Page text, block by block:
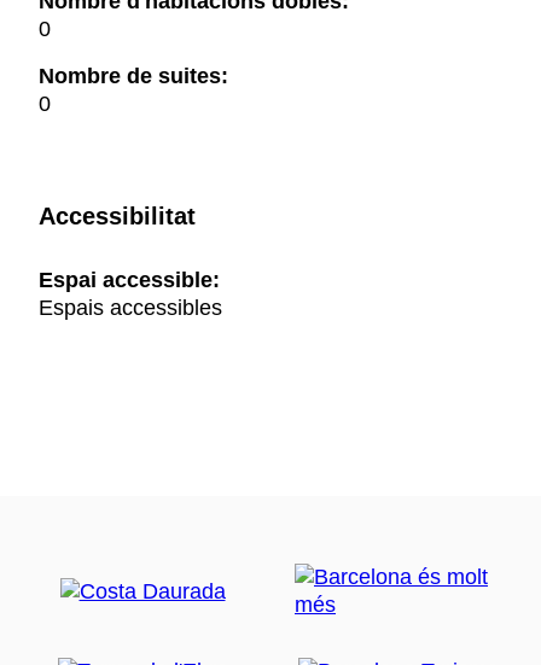
0
Nombre de suites:
0
Accessibilitat
Espai accessible:
Espais accessibles